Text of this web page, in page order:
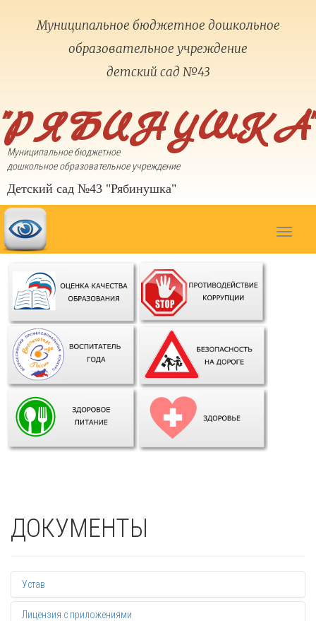
Муниципальное бюджетное дошкольное
образовательное учреждение
детский сад №43
"РЯБИНУШКА"
Муниципальное бюджетное
дошкольное образовательное учреждение
Детский сад №43 "Рябинушка"
Toggle
ДОКУМЕНТЫ
Устав
Лицензия с приложениями